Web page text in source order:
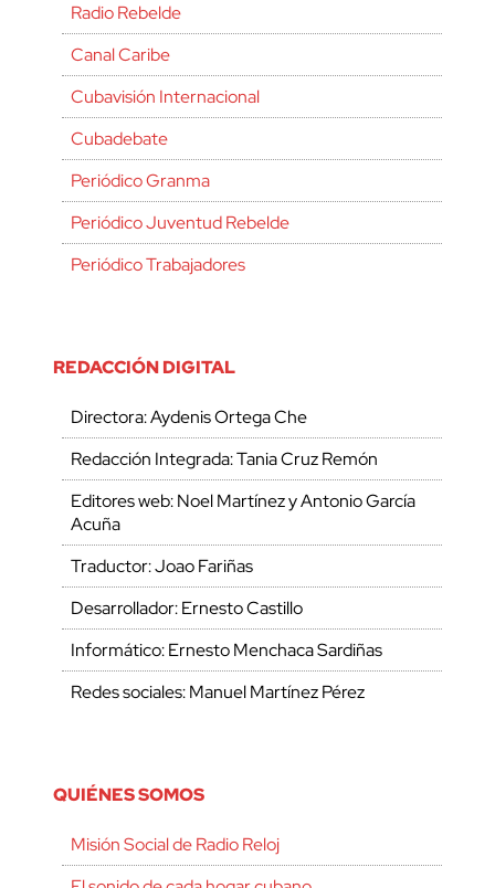
Radio Rebelde
Canal Caribe
Cubavisión Internacional
Cubadebate
Periódico Granma
Periódico Juventud Rebelde
Periódico Trabajadores
REDACCIÓN DIGITAL
Directora: Aydenis Ortega Che
Redacción Integrada: Tania Cruz Remón
Editores web: Noel Martínez y Antonio García
Acuña
Traductor: Joao Fariñas
Desarrollador: Ernesto Castillo
Informático: Ernesto Menchaca Sardiñas
Redes sociales: Manuel Martínez Pérez
QUIÉNES SOMOS
Misión Social de Radio Reloj